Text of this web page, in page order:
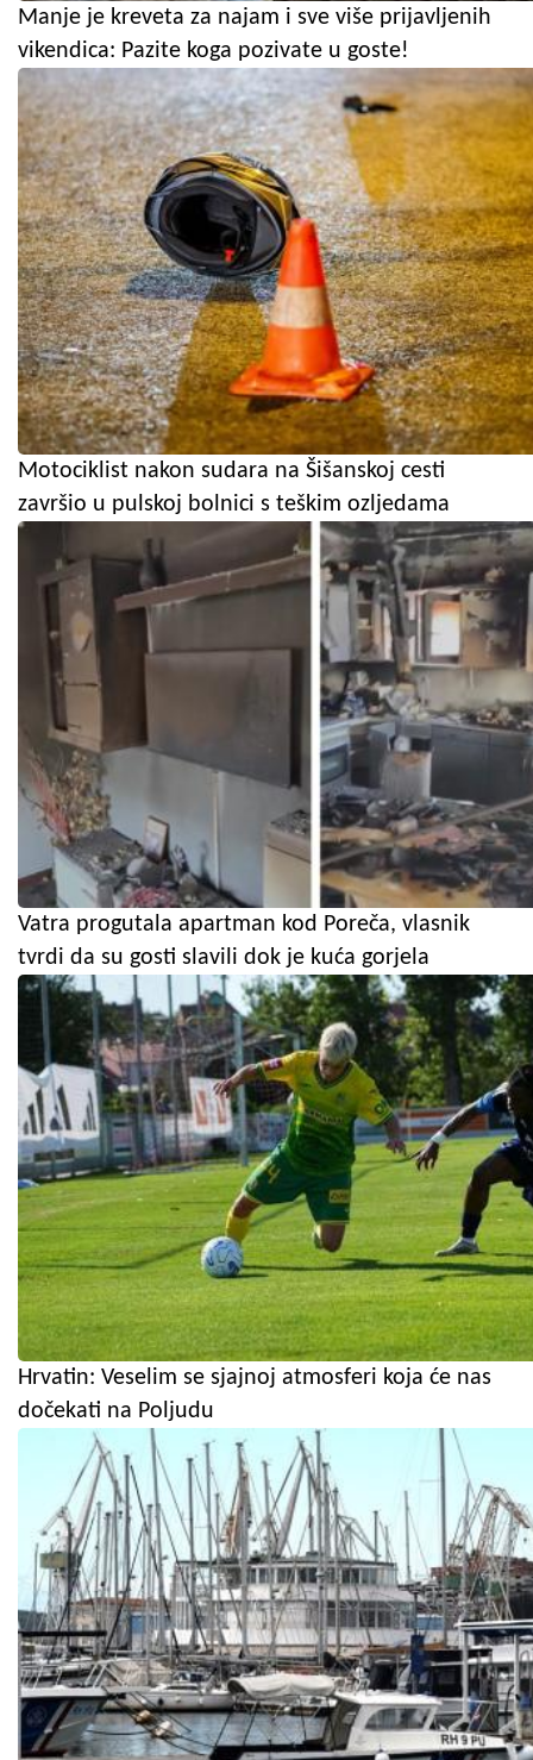
Manje je kreveta za najam i sve više prijavljenih
vikendica: Pazite koga pozivate u goste!
Motociklist nakon sudara na Šišanskoj cesti
završio u pulskoj bolnici s teškim ozljedama
Vatra progutala apartman kod Poreča, vlasnik
tvrdi da su gosti slavili dok je kuća gorjela
Hrvatin: Veselim se sjajnoj atmosferi koja će nas
dočekati na Poljudu